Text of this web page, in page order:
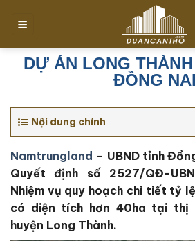
đến
dungDỰ ÁN LONG
ĐỒNG NAI
Nội dung chính
Namtrungland – UBND tỉnh
Quyết định số 2527/QĐ-
Nhiệm vụ quy hoạch chi tiết tỷ
có diện tích hơn 40ha tại thị
huyện Long Thành.